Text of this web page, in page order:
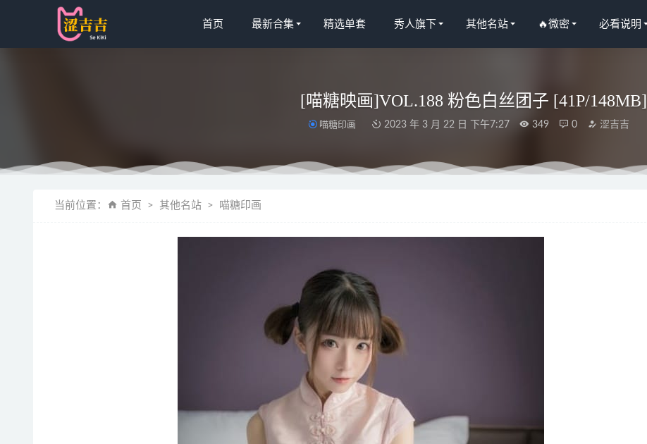
首页 最新合集 精选单套 秀人旗下 其他名站 🔥微密 必看说明
[喵糖映画]VOL.188 粉色白丝团子 [41P/148MB]
喵糖印画 2023 年 3 月 22 日 下午7:27 349 0 涩吉吉
当前位置： 首页 其他名站 喵糖印画
[Ugirls尤果网]爱尤物专辑 NO.2935 十二月的你 小汐[35P]
仙女月 – NO.16 金鹿号 [12P-118MB]